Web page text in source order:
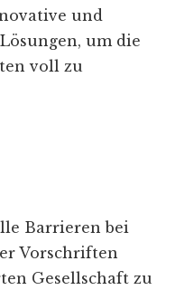
und
um die
voll zu
Barrieren bei
Vorschriften
Gesellschaft zu